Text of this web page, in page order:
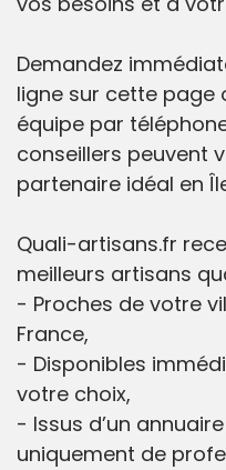
Demandez
ligne sur cette
équipe par
conseillers peuvent
partenaire idéal en
Quali-artisans.fr
meilleurs artisans
- Proches de votre
France,
- Disponibles
votre choix,
- Issus d’un
uniquement de